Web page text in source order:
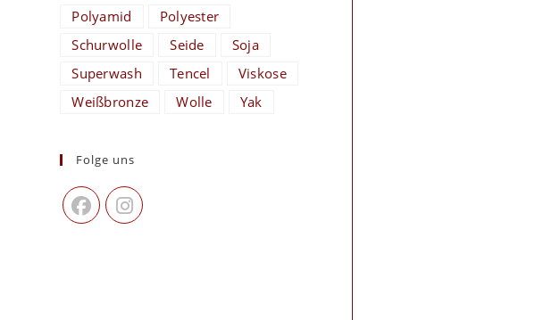
Polyamid
Polyester
Schurwolle
Seide
Soja
Superwash
Tencel
Viskose
Weißbronze
Wolle Yak
Folge uns